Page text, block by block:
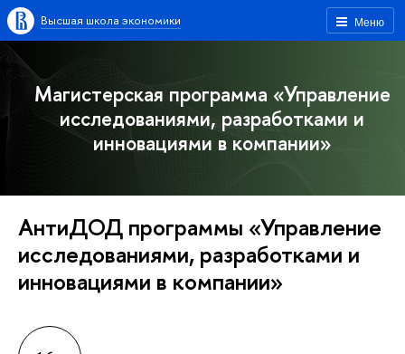
Меню
ысшая школа экономики
Магистерская программа «Управление
исследованиями, разработками и
инновациями в компании»
АнтиДОД программы «Управление
исследованиями, разработками и
инновациями в компании»